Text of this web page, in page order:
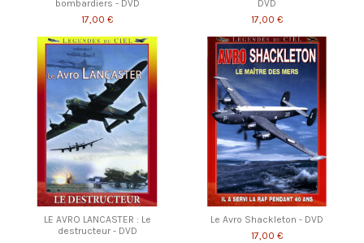
bombardiers - DVD
17,00 €
DVD
17,00 €
LE AVRO LANCASTER : Le
destructeur - DVD
Le Avro Shackleton - DVD
17,00 €